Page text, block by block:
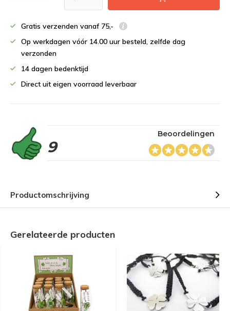
Gratis verzenden vanaf 75,-
Op werkdagen vóór 14.00 uur besteld, zelfde dag
verzonden
14 dagen bedenktijd
Direct uit eigen voorraad leverbaar
9
Beoordelingen
Productomschrijving
Gerelateerde producten